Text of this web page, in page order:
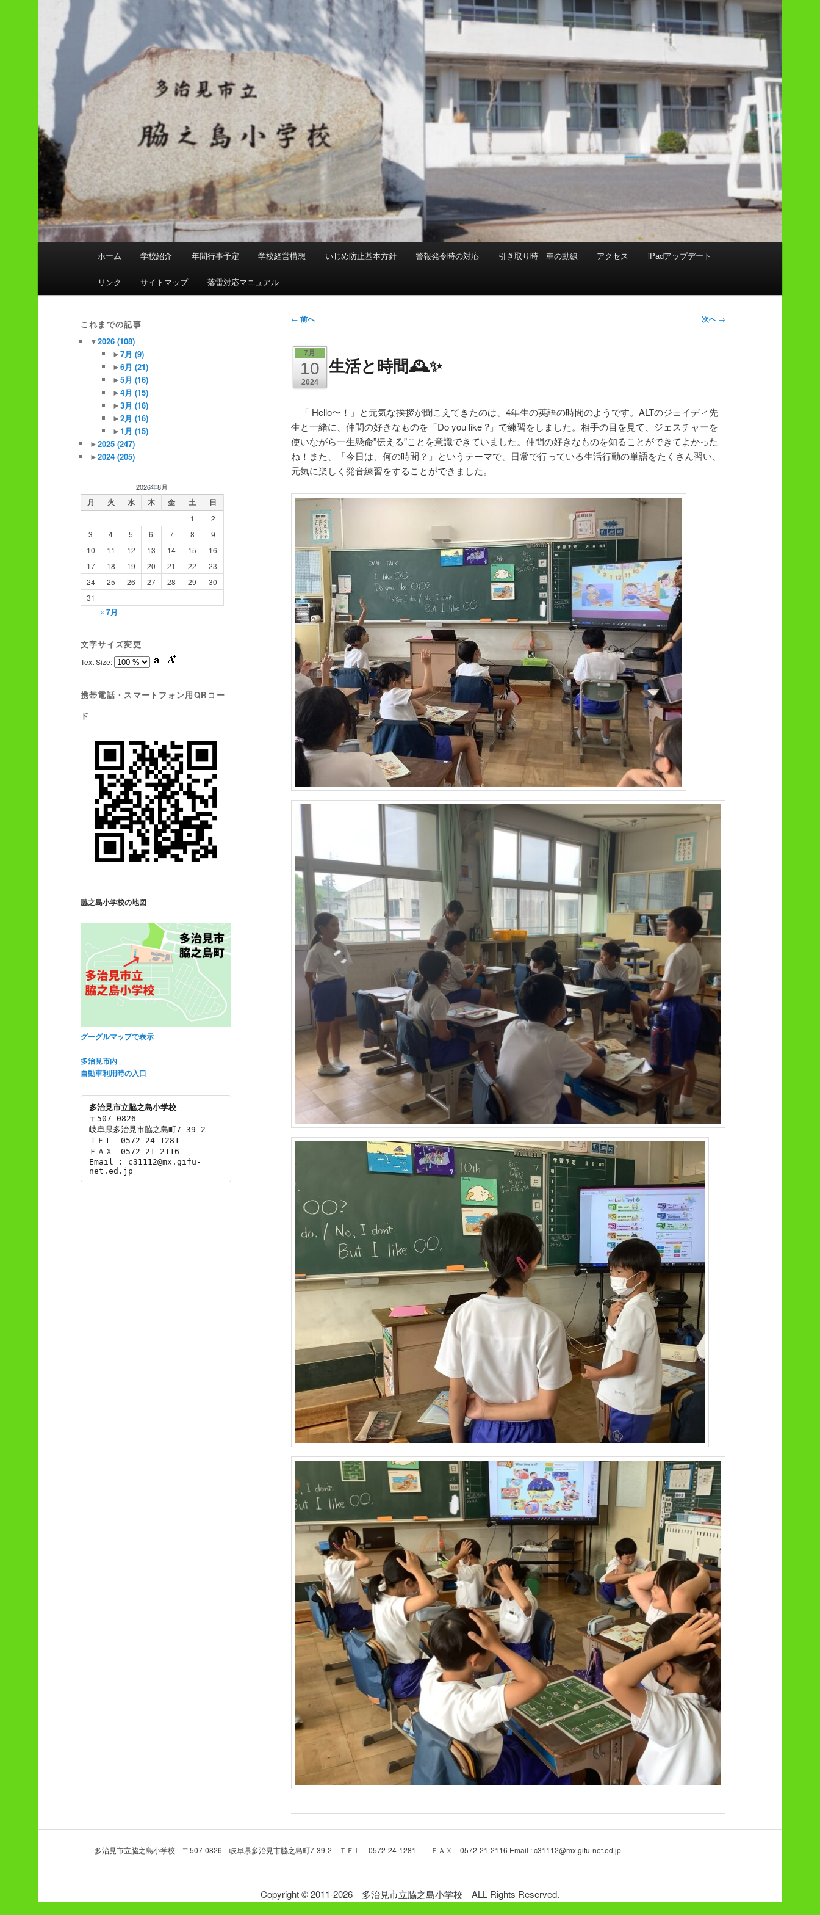
メ
ホーム 学校紹介 年間行事予定 学校経営構想 いじめ防止基本方針 警報発令時の対応 引き取り時 車の動線 アクセス iPadアップデート
リンク サイトマップ 落雷対応マニュアル
投
ナ
ビ
ー
ョ
ン
← 前へ 次へ→
7月
10
2024
生活と時間🕰️✨
「 Hello〜！」と元気な挨拶が聞こえてきたのは、4年生の英語の時間のようです。ALTのジェイディ先
生と一緒に、仲間の好きなものを「Do you like ?」で練習をしました。相手の目を見て、ジェスチャーを
使いながら一生懸命”伝える”ことを意識できていました。仲間の好きなものを知ることができてよかった
ね！また、「今日は、何の時間？」というテーマで、日常で行っている生活行動の単語をたくさん習い、
元気に楽しく発音練習をすることができました。
これまでの記事
▼2026 (108)
►7月(9)
►6月(21)
►5月(16)
►4月(15)
►3月(16)
►2月(16)
►1月(15)
►2025 (247)
►2024 (205)
2026年8月
月 火 水 木 金 土 日
1
2
3
4 5 6 7 8
9
10
11 12 13 14 15
16
17
18 19 20 21 22
23
24
25 26 27 28 29
30
31
« 7月
文字サイズ変更
Text Size:
携帯電話・スマートフォン用QRコー
ド
脇之島小学校の地図
グーグルマップで表示
多治見市内
自動車利用時の入口
多治見市立脇之島小学校
〒507-0826
岐阜県多治見市脇之島町7-39-2
ＴＥＬ　0572-24-1281
ＦＡＸ　0572-21-2116
Email : c31112@mx.gifu-
net.ed.jp
多治見市立脇之島小学校 〒507-0826 岐阜県多治見市脇之島町7-39-2 ＴＥＬ 0572-24-1281 ＦＡＸ 0572-21-2116 Email : c31112@mx.gifu-net.ed.jp
Copyright © 2011-2026 多治見市立脇之島小学校 ALL Rights Reserved.